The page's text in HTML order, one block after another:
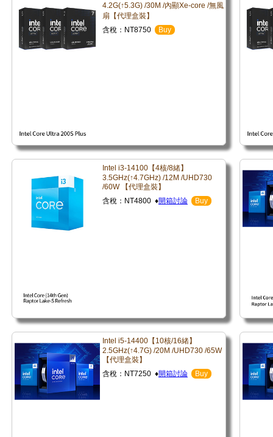
4.2G(↑5.3G) /30M /內顯Xe-core /無風
扇【代理盒裝】
含稅：NT8750
Buy
Intel i3-14100【4核/8緒】
3.5GHz(↑4.7GHz) /12M /UHD730
/60W 【代理盒裝】
含稅：NT4800 ♦開箱討論 Buy
Intel i5-14400【10核/16緒】
2.5GHz(↑4.7G) /20M /UHD730 /65W
【代理盒裝】
含稅：NT7250 ♦開箱討論 Buy